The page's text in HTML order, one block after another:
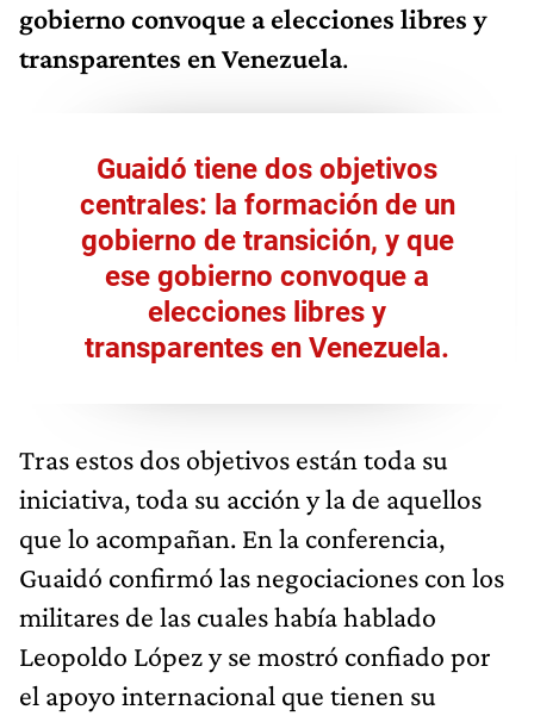
gobierno convoque a elecciones libres y
transparentes en Venezuela.
Guaidó tiene dos objetivos
centrales: la formación de un
gobierno de transición, y que
ese gobierno convoque a
elecciones libres y
transparentes en Venezuela.
Tras estos dos objetivos están toda su
iniciativa, toda su acción y la de aquellos
que lo acompañan. En la conferencia,
Guaidó confirmó las negociaciones con los
militares de las cuales había hablado
Leopoldo López y se mostró confiado por
el apoyo internacional que tienen su